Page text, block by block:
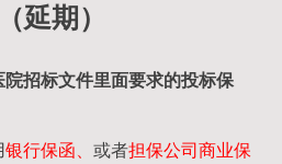
延期）
院招标文件里面要求的投标保
银行保函、 或者担保公司商业保